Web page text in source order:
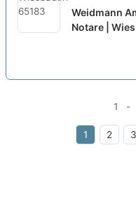
oder
Weidmann
Notare |
1 -
1 2 3